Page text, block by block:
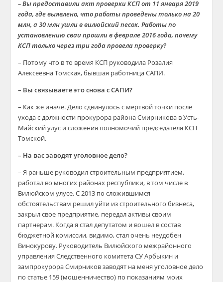
– Вы предоставили акт проверки КСП от 11 января 2019
года, где выявлено, что работы проведены только на 20
млн, а 30 млн ушли в вилюйский песок. Работы по
установлению сваи прошли в феврале 2016 года, почему
КСП только через три года провела проверку?
– Потому что в то время КСП руководила Розалия
Алексеевна Томская, бывшая работница САПИ.
– Вы связываете это снова с САПИ?
– Как же иначе. Дело сдвинулось с мертвой точки после
ухода с должности прокурора района Смирникова в Усть-
Майский улус и сложения полномочий председателя КСП
Томской.
– На вас заводят уголовное дело?
– Я раньше руководил строительным предприятием,
работал во многих районах республики, в том числе в
Вилюйском улусе. С 2013 по сложившимся
обстоятельствам решил уйти из строительного бизнеса,
закрыл свое предприятие, передал активы своим
партнерам. Когда я стал депутатом и вошел в состав
бюджетной комиссии, видимо, стал очень неудобен
Винокурову. Руководитель Вилюйского межрайонного
управления Следственного комитета СУ Арбыкин и
зампрокурора Смирников заводят на меня уголовное дело
по статье 159 (мошенничество) по показаниям моих